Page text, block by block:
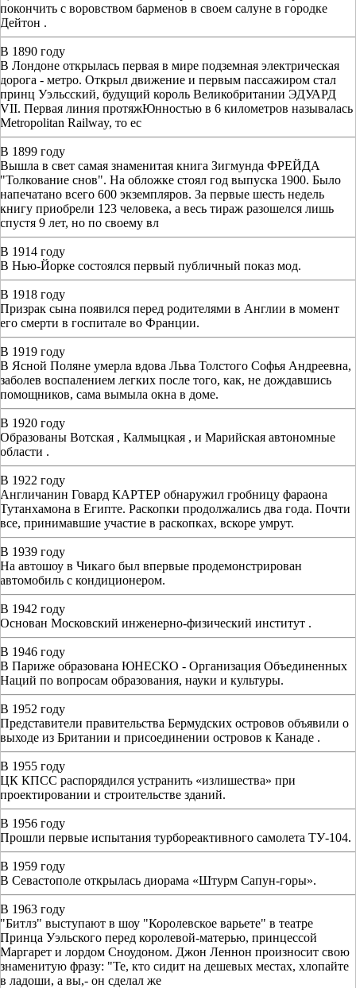
покончить с воровством барменов в своем салуне в городке
Дейтон .
В 1890 году
В Лондоне открылась первая в мире подземная электрическая
дорога - метро. Открыл движение и первым пассажиром стал
принц Уэльсский, будущий король Великобритании ЭДУАРД
VII. Первая линия протяжЮнностью в 6 километров называлась
Metropolitan Railway, то ес
В 1899 году
Вышла в свет самая знаменитая книга Зигмунда ФРЕЙДА
"Толкование снов". На обложке стоял год выпуска 1900. Было
напечатано всего 600 экземпляров. За первые шесть недель
книгу приобрели 123 человека, а весь тираж разошелся лишь
спустя 9 лет, но по своему вл
В 1914 году
В Нью-Йорке состоялся первый публичный показ мод.
В 1918 году
Призрак сына появился перед родителями в Англии в момент
его смерти в госпитале во Франции.
В 1919 году
В Ясной Поляне умерла вдова Льва Толстого Софья Андреевна,
заболев воспалением легких после того, как, не дождавшись
помощников, сама вымыла окна в доме.
В 1920 году
Образованы Вотская , Калмыцкая , и Марийская автономные
области .
В 1922 году
Англичанин Говард КАРТЕР обнаружил гробницу фараона
Тутанхамона в Египте. Раскопки продолжались два года. Почти
все, принимавшие участие в раскопках, вскоре умрут.
В 1939 году
На автошоу в Чикаго был впервые продемонстрирован
автомобиль с кондиционером.
В 1942 году
Основан Московский инженерно-физический институт .
В 1946 году
В Париже образована ЮНЕСКО - Организация Объединенных
Наций по вопросам образования, науки и культуры.
В 1952 году
Представители правительства Бермудских островов объявили о
выходе из Британии и присоединении островов к Канаде .
В 1955 году
ЦК КПСС распорядился устранить «излишества» при
проектировании и строительстве зданий.
В 1956 году
Прошли первые испытания турбореактивного самолета ТУ-104.
В 1959 году
В Севастополе открылась диорама «Штурм Сапун-горы».
В 1963 году
"Битлз" выступают в шоу "Королевское варьете" в театре
Принца Уэльского перед королевой-матерью, принцессой
Маргарет и лордом Сноудоном. Джон Леннон произносит свою
знаменитую фразу: "Те, кто сидит на дешевых местах, хлопайте
в ладоши, а вы,- он сделал же